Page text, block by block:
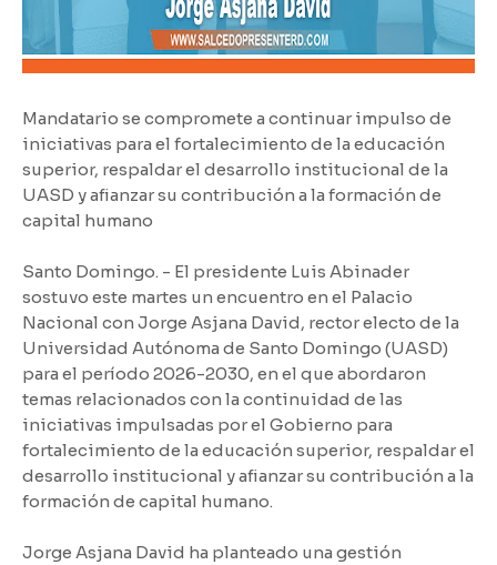
Mandatario se compromete a continuar impulso de
iniciativas para el fortalecimiento de la educación
superior, respaldar el desarrollo institucional de la
UASD y afianzar su contribución a la formación de
capital humano
Santo Domingo. - El presidente Luis Abinader
sostuvo este martes un encuentro en el Palacio
Nacional con Jorge Asjana David, rector electo de la
Universidad Autónoma de Santo Domingo (UASD)
para el período 2026-2030, en el que abordaron
temas relacionados con la continuidad de las
iniciativas impulsadas por el Gobierno para
fortalecimiento de la educación superior, respaldar el
desarrollo institucional y afianzar su contribución a la
formación de capital humano.
Jorge Asjana David ha planteado una gestión